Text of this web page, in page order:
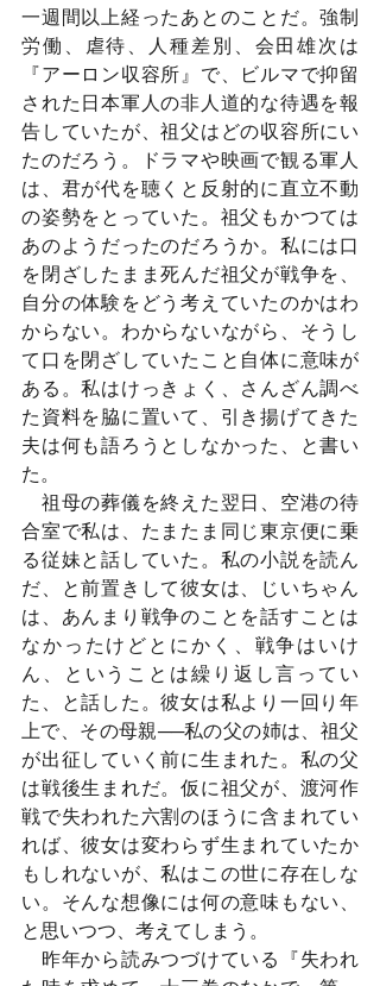
一週間以上経ったあとのことだ。強制
労働、虐待、人種差別、会田雄次は
『アーロン収容所』で、ビルマで抑留
された日本軍人の非人道的な待遇を報
告していたが、祖父はどの収容所にい
たのだろう。ドラマや映画で観る軍人
は、君が代を聴くと反射的に直立不動
の姿勢をとっていた。祖父もかつては
あのようだったのだろうか。私には口
を閉ざしたまま死んだ祖父が戦争を、
自分の体験をどう考えていたのかはわ
からない。わからないながら、そうし
て口を閉ざしていたこと自体に意味が
ある。私はけっきょく、さんざん調べ
た資料を脇に置いて、引き揚げてきた
夫は何も語ろうとしなかった、と書い
た。
祖母の葬儀を終えた翌日、空港の待
合室で私は、たまたま同じ東京便に乗
る従妹と話していた。私の小説を読ん
だ、と前置きして彼女は、じいちゃん
は、あんまり戦争のことを話すことは
なかったけどとにかく、戦争はいけ
ん、ということは繰り返し言ってい
た、と話した。彼女は私より一回り年
上で、その母親──私の父の姉は、祖父
が出征していく前に生まれた。私の父
は戦後生まれだ。仮に祖父が、渡河作
戦で失われた六割のほうに含まれてい
れば、彼女は変わらず生まれていたか
もしれないが、私はこの世に存在しな
い。そんな想像には何の意味もない、
と思いつつ、考えてしまう。
昨年から読みつづけている『失われ